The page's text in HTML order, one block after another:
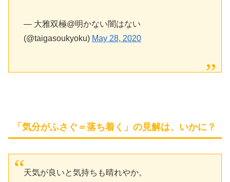
— 大雅双極@明かない闇はない
(@taigasoukyoku) May 28, 2020
「気分がふさぐ＝落ち着く」の見解は、いかに？
天気が良いと気持ちも晴れやか。